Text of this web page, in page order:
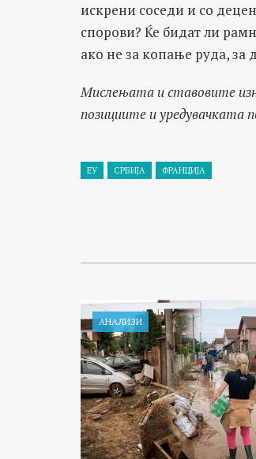
искрени соседи и со
спорови? Ќе бидат ли
ако не за копање руда, за
Мислењата и ставовите
позициите и уредувачката
ЕУ СРБИЈА ФРАНЦИЈА
АНАЛИЗИ